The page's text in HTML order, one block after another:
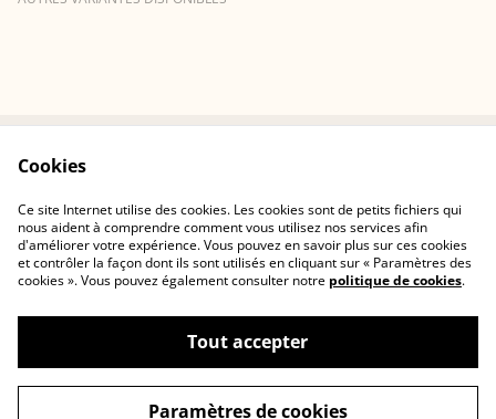
confidentialité
Politique de cookies
Contactez-nous
©2026Cerisia Concept
Cookies
Ce site Internet utilise des cookies. Les cookies sont de petits fichiers qui
nous aident à comprendre comment vous utilisez nos services afin
d'améliorer votre expérience. Vous pouvez en savoir plus sur ces cookies
et contrôler la façon dont ils sont utilisés en cliquant sur « Paramètres des
cookies ». Vous pouvez également consulter notre politique de cookies.
Tout accepter
Paramètres de cookies